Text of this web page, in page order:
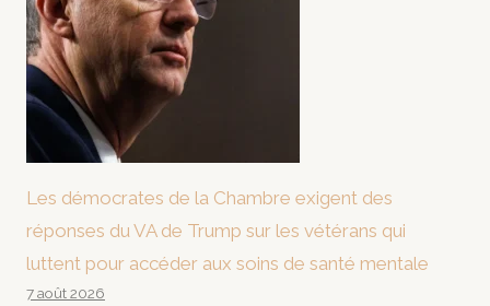
Les démocrates de la Chambre exigent des
réponses du VA de Trump sur les vétérans qui
luttent pour accéder aux soins de santé mentale
7 août 2026